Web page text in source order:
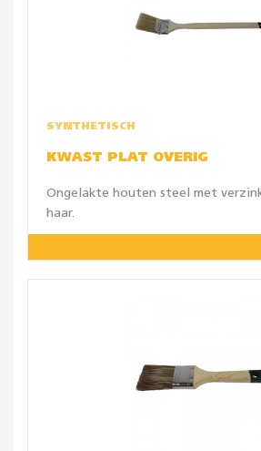
SYNTHETISCH
KWAST PLAT OVERIG
Ongelakte houten steel met
haar.